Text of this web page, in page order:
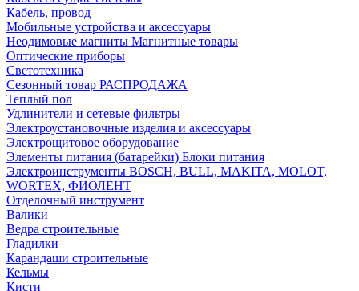
Кабель, провод
Мобильные устройства и аксессуары
Неодимовые магниты Магнитные товары
Оптические приборы
Светотехника
Сезонный товар РАСПРОДАЖА
Теплый пол
Удлинители и сетевые фильтры
Электроустановочные изделия и аксессуары
Электрощитовое оборудование
Элементы питания (батарейки) Блоки питания
Электроинструменты BOSCH, BULL, MAKITA, MOLOT,
WORTEX, ФИОЛЕНТ
Отделочный инструмент
Валики
Ведра строительные
Гладилки
Карандаши строительные
Кельмы
Кисти